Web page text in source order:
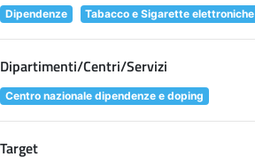
Dipendenze Tabacco e Sigarette elettroniche
Dipartimenti/Centri/Servizi
Centro nazionale dipendenze e doping
Target